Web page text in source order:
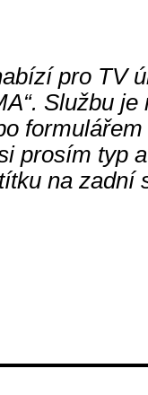
pro TV
Službu
prosím typ
na zadní